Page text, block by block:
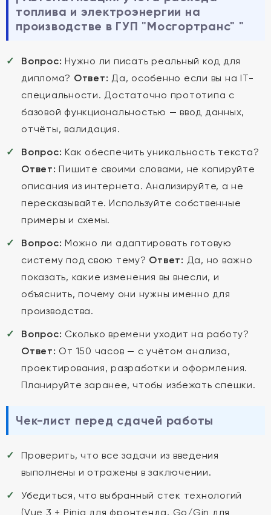
топлива и электроэнергии на
производстве в ГУП "Мосгортранс" "
Вопрос: Нужно ли писать реальный код для
диплома? Ответ: Да, особенно если вы на IT-
специальности. Достаточно прототипа с
базовой функциональностью — ввод данных,
отчёты, валидация.
Вопрос: Как обеспечить уникальность текста?
Ответ: Пишите своими словами, не копируйте
описания из интернета. Анализируйте, а не
пересказывайте. Используйте собственные
примеры и схемы.
Вопрос: Можно ли адаптировать готовую
систему под свою тему? Ответ: Да, но важно
показать, какие изменения вы внесли, и
объяснить, почему они нужны именно для
производства.
Вопрос: Сколько времени уходит на работу?
Ответ: От 150 часов — с учётом анализа,
проектирования, разработки и оформления.
Планируйте заранее, чтобы избежать спешки.
Чек-лист перед сдачей работы
Проверить, что все задачи из введения
выполнены и отражены в заключении.
Убедиться, что выбранный стек технологий
(Vue 3 + Pinia для фронтенда, Go/Gin для